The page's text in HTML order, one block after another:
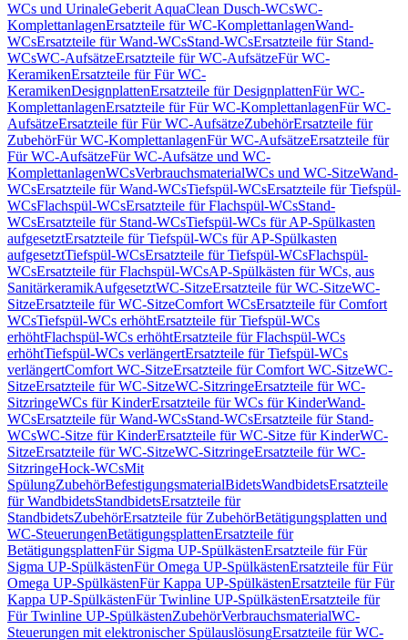
WCs und UrinaleGeberit AquaClean Dusch-WCsWC-
KomplettanlagenErsatzteile für WC-KomplettanlagenWand-
WCsErsatzteile für Wand-WCsStand-WCsErsatzteile für Stand-
WCsWC-AufsätzeErsatzteile für WC-AufsätzeFür WC-
KeramikenErsatzteile für Für WC-
KeramikenDesignplattenErsatzteile für DesignplattenFür WC-
KomplettanlagenErsatzteile für Für WC-KomplettanlagenFür WC-
AufsätzeErsatzteile für Für WC-AufsätzeZubehörErsatzteile für
ZubehörFür WC-KomplettanlagenFür WC-AufsätzeErsatzteile für
Für WC-AufsätzeFür WC-Aufsätze und WC-
KomplettanlagenWCsVerbrauchsmaterialWCs und WC-SitzeWand-
WCsErsatzteile für Wand-WCsTiefspül-WCsErsatzteile für Tiefspül-
WCsFlachspül-WCsErsatzteile für Flachspül-WCsStand-
WCsErsatzteile für Stand-WCsTiefspül-WCs für AP-Spülkasten
aufgesetztErsatzteile für Tiefspül-WCs für AP-Spülkasten
aufgesetztTiefspül-WCsErsatzteile für Tiefspül-WCsFlachspül-
WCsErsatzteile für Flachspül-WCsAP-Spülkästen für WCs, aus
SanitärkeramikAufgesetztWC-SitzeErsatzteile für WC-SitzeWC-
SitzeErsatzteile für WC-SitzeComfort WCsErsatzteile für Comfort
WCsTiefspül-WCs erhöhtErsatzteile für Tiefspül-WCs
erhöhtFlachspül-WCs erhöhtErsatzteile für Flachspül-WCs
erhöhtTiefspül-WCs verlängertErsatzteile für Tiefspül-WCs
verlängertComfort WC-SitzeErsatzteile für Comfort WC-SitzeWC-
SitzeErsatzteile für WC-SitzeWC-SitzringeErsatzteile für WC-
SitzringeWCs für KinderErsatzteile für WCs für KinderWand-
WCsErsatzteile für Wand-WCsStand-WCsErsatzteile für Stand-
WCsWC-Sitze für KinderErsatzteile für WC-Sitze für KinderWC-
SitzeErsatzteile für WC-SitzeWC-SitzringeErsatzteile für WC-
SitzringeHock-WCsMit
SpülungZubehörBefestigungsmaterialBidetsWandbidetsErsatzteile
für WandbidetsStandbidetsErsatzteile für
StandbidetsZubehörErsatzteile für ZubehörBetätigungsplatten und
WC-SteuerungenBetätigungsplattenErsatzteile für
BetätigungsplattenFür Sigma UP-SpülkästenErsatzteile für Für
Sigma UP-SpülkästenFür Omega UP-SpülkästenErsatzteile für Für
Omega UP-SpülkästenFür Kappa UP-SpülkästenErsatzteile für Für
Kappa UP-SpülkästenFür Twinline UP-SpülkästenErsatzteile für
Für Twinline UP-SpülkästenZubehörVerbrauchsmaterialWC-
Steuerungen mit elektronischer SpülauslösungErsatzteile für WC-